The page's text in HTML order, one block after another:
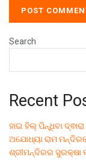
Search
Recent
ହାଇ ହିଲ୍ ପିନ୍ଧିବା
ଅଯୋଧ୍ୟା ରାମ
ଶ୍ରୀମନ୍ଦିରର ସୁରକ୍ଷା